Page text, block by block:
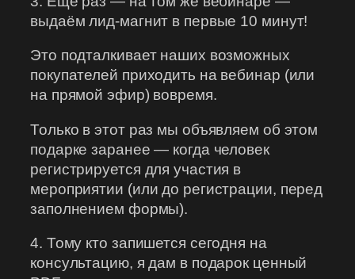
выдаëм лид-магнит в первые 10 минут!
Это подталкивает наших возможных
покупателей приходить на вебинар (или
на прямой эфир) вовремя.
Только в этот раз мы объявляем об этом
подарке заранее — когда человек
регистрируется для участия в
мероприятии (или до регистрации, перед
заполнением формы).
4. Тому кто запишется сегодня на
консультацию, я дам в подарок ценный